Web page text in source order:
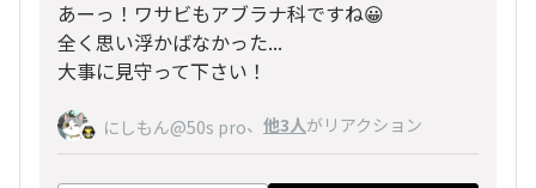
あーっ！ワサビもアブラナ科ですね😀
全く思い浮かばなかった...
大事に見守って下さい！
にしもん@50s pro、 他3人がリアクション